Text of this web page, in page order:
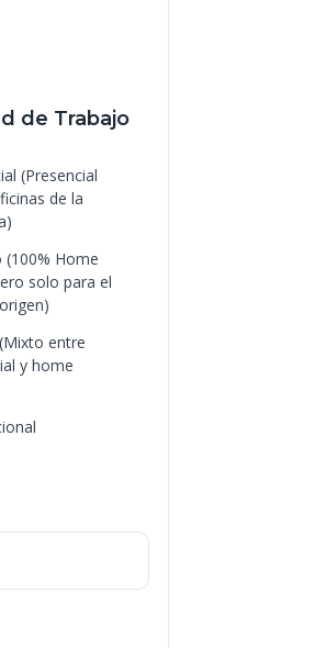
de Trabajo
(Presencial
de la
(100% Home
solo para el
(Mixto entre
y home